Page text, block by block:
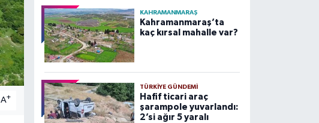
A+
KAHRAMANMARAŞ
Kahramanmaraş’ta
kaç kırsal mahalle var?
TÜRKIYE GÜNDEMI
Hafif ticari araç
şarampole yuvarlandı:
2’si ağır 5 yaralı